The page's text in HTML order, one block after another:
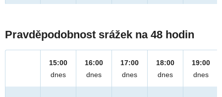
Pravděpodobnost srážek na 48 hodin
15:00
dnes
16:00
dnes
17:00
dnes
18:00
dnes
19:00
dnes